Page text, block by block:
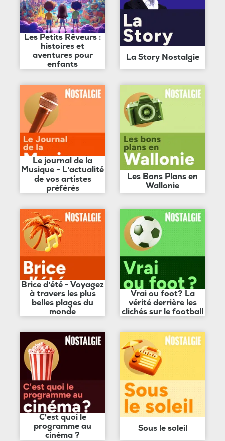
Les Petits Rêveurs :
histoires et
aventures pour
enfants
La Story Nostalgie
Le journal de la
Musique - L'actualité
de vos artistes
préférés
Les Bons Plans en
Wallonie
Brice d'été - Voyagez
à travers les plus
belles plages du
monde
Vrai ou foot? La
vérité derrière les
clichés sur le football
C'est quoi le
programme au
cinéma ?
Sous le soleil